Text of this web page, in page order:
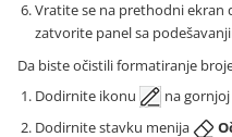
Vratite se na prethodni ekran
zatvorite panel sa
Da biste očistili formatiranje
Dodirnite ikonu
na
Dodirnite stavku menija